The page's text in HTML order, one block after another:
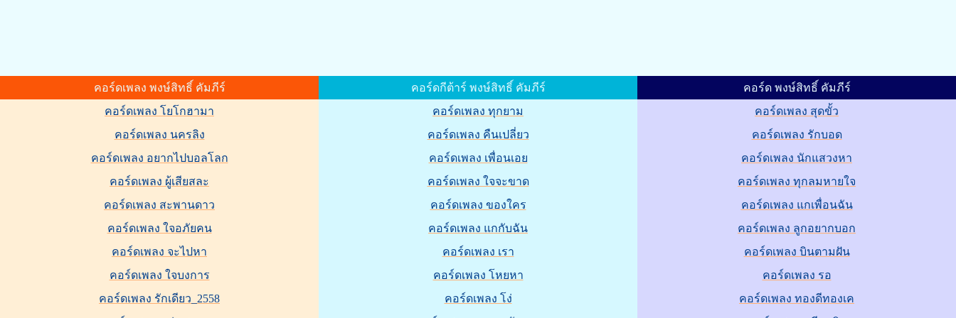
คอร์ดเพลง พงษ์สิทธิ์ คัมภีร์
คอร์ดเพลง โยโกฮามา
คอร์ดเพลง นครลิง
คอร์ดเพลง อยากไปบอลโลก
คอร์ดเพลง ผู้เสียสละ
คอร์ดเพลง สะพานดาว
คอร์ดเพลง ใจอภัยคน
คอร์ดเพลง จะไปหา
คอร์ดเพลง ใจบงการ
คอร์ดเพลง รักเดียว_2558
คอร์ดกีต้าร์ พงษ์สิทธิ์ คัมภีร์
คอร์ดเพลง ทุกยาม
คอร์ดเพลง คืนเปลี่ยว
คอร์ดเพลง เพื่อนเอย
คอร์ดเพลง ใจจะขาด
คอร์ดเพลง ของใคร
คอร์ดเพลง แกกับฉัน
คอร์ดเพลง เรา
คอร์ดเพลง โหยหา
คอร์ดเพลง โง่
คอร์ด พงษ์สิทธิ์ คัมภีร์
คอร์ดเพลง สุดขั้ว
คอร์ดเพลง รักบอด
คอร์ดเพลง นักแสวงหา
คอร์ดเพลง ทุกลมหายใจ
คอร์ดเพลง แกเพื่อนฉัน
คอร์ดเพลง ลูกอยากบอก
คอร์ดเพลง บินตามฝัน
คอร์ดเพลง รอ
คอร์ดเพลง ทองดีทองเค